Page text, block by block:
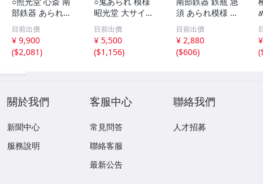
部鉄器 あられ模
様 鉄瓶 ひねり提
み
目前出價
¥ 9,900
($2,081)
昭光堂 大サイズ
鉄瓶 当時物
目前出價
¥ 5,500
($1,156)
須 あられ模様 茶
道具 伝統工芸品
目前出價
¥ 2,880
($606)
(
關於我們
新聞中心
服務說明
客服中心
常見問答
聯絡客服
最新公告
聯絡我們
人才招募